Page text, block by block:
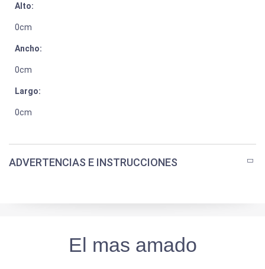
Alto:
0cm
Ancho:
0cm
Largo:
0cm
ADVERTENCIAS E INSTRUCCIONES
El mas amado